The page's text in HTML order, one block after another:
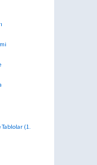
Tablolar (1.